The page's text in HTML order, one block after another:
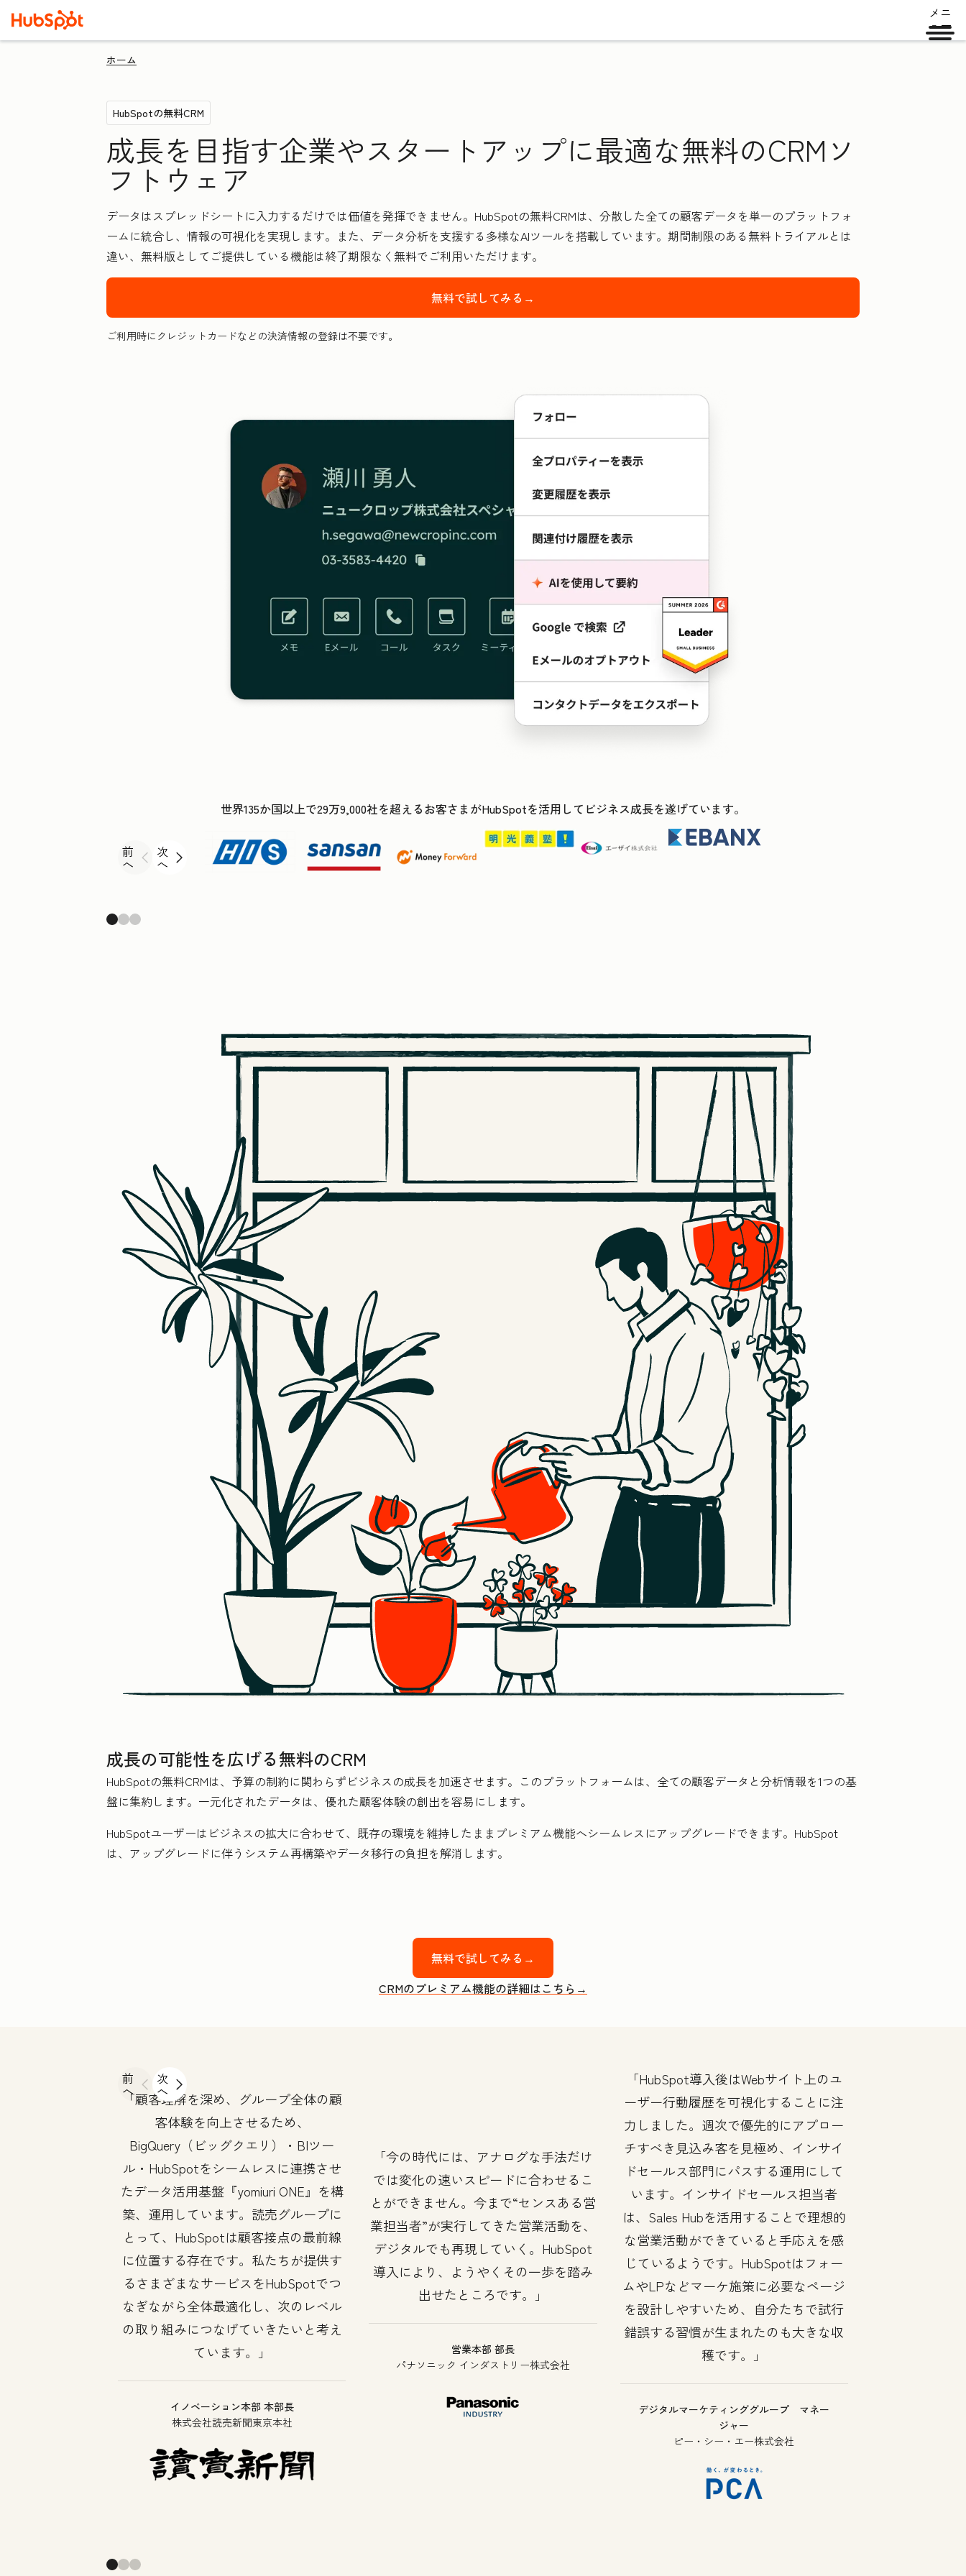
メニ
ュー
ホーム
HubSpotの無料CRM
成長を目指す企業やスタートアップに最適な無料のCRMソ
フトウェア
データはスプレッドシートに入力するだけでは価値を発揮できません。HubSpotの無料CRMは、分散した全ての顧客データを単一のプラットフォ
ームに統合し、情報の可視化を実現します。また、データ分析を支援する多様なAIツールを搭載しています。期間制限のある無料トライアルとは
違い、無料版としてご提供している機能は終了期限なく無料でご利用いただけます。
無料で試してみる→
ご利用時にクレジットカードなどの決済情報の登録は不要です。
世界135か国以上で29万9,000社を超えるお客さまがHubSpotを活用してビジネス成長を遂げています。
前
へ
次
へ
成長の可能性を広げる無料のCRM
HubSpotの無料CRMは、予算の制約に関わらずビジネスの成長を加速させます。このプラットフォームは、全ての顧客データと分析情報を1つの基
盤に集約します。一元化されたデータは、優れた顧客体験の創出を容易にします。
HubSpotユーザーはビジネスの拡大に合わせて、既存の環境を維持したままプレミアム機能へシームレスにアップグレードできます。HubSpot
は、アップグレードに伴うシステム再構築やデータ移行の負担を解消します。
無料で試してみる→
CRMのプレミアム機能の詳細はこちら→
前
へ
次
へ
顧客理解を深め、グループ全体の顧
客体験を向上させるため、
BigQuery（ビッグクエリ）・BIツー
ル・HubSpotをシームレスに連携させ
たデータ活用基盤『yomiuri ONE』を構
築、運用しています。読売グループに
とって、HubSpotは顧客接点の最前線
に位置する存在です。私たちが提供す
るさまざまなサービスをHubSpotでつ
なぎながら全体最適化し、次のレベル
の取り組みにつなげていきたいと考え
ています。
イノベーション本部 本部長
株式会社読売新聞東京本社
今の時代には、アナログな手法だけ
では変化の速いスピードに合わせるこ
とができません。今まで“センスある営
業担当者”が実行してきた営業活動を、
デジタルでも再現していく。HubSpot
導入により、ようやくその一歩を踏み
出せたところです。
営業本部 部長
パナソニック インダストリー株式会社
HubSpot導入後はWebサイト上のユ
ーザー行動履歴を可視化することに注
力しました。週次で優先的にアプロー
チすべき見込み客を見極め、インサイ
ドセールス部門にパスする運用にして
います。インサイドセールス担当者
は、Sales Hubを活用することで理想的
な営業活動ができていると手応えを感
じているようです。HubSpotはフォー
ムやLPなどマーケ施策に必要なページ
を設計しやすいため、自分たちで試行
錯誤する習慣が生まれたのも大きな収
穫です。
デジタルマーケティンググループ マネー
ジャー
ピー・シー・エー株式会社